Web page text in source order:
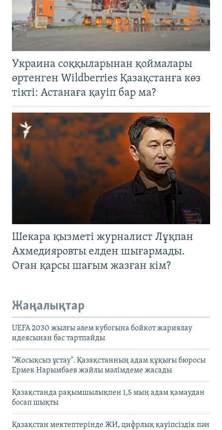
Украина соққыларынан қоймалары
өртенген Wildberries Қазақстанға көз
тікті: Астанаға қауіп бар ма?
Шекара қызметі журналист Лұқпан
Ахмедияровты елден шығармады.
Оған қарсы шағым жазған кім?
Жаңалықтар
UEFA 2030 жылғы әлем кубогына бойкот жариялау
идеясынан бас тартпайды
"Жосықсыз ұстау". Қазақстанның адам құқығы бюросы
Ермек Нарымбаев жайлы мәлімдеме жасады
Қазақстанда рақымшылықпен 1,5 мың адам қамаудан
босап шықты
Қазақстан мектептерінде ЖИ, цифрлық қауіпсіздік пән